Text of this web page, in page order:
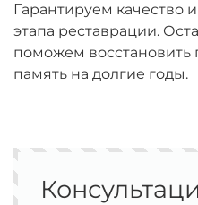
Гарантируем качество
этапа реставрации.
поможем восстановить
память на долгие годы.